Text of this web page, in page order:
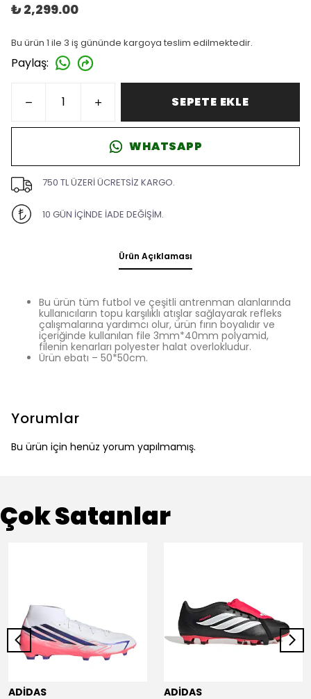
₺ 2,299.00
Bu ürün 1 ile 3 iş gününde kargoya teslim edilmektedir.
Paylaş:
SEPETE EKLE
WHATSAPP
750 TL ÜZERİ ÜCRETSİZ KARGO.
10 GÜN İÇİNDE İADE DEĞİŞİM.
Ürün Açıklaması
Bu ürün tüm futbol ve çeşitli antrenman alanlarında
kullanıcıların topu karşılıklı atışlar sağlayarak refleks
çalışmalarına yardımcı olur, ürün fırın boyalıdır ve
içeriğinde kullanılan file 3mm*40mm polyamid,
filenin kenarları polyester halat overlokludur.
Ürün ebatı – 50*50cm.
Yorumlar
Bu ürün için henüz yorum yapılmamış.
Çok Satanlar
ADİDAS ADİDAS